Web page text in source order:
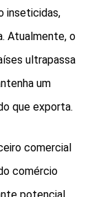
inseticidas,
Atualmente, o
ultrapassa
um
que exporta.
comercial
comércio